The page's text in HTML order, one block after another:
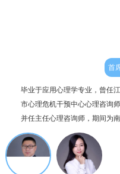
首
毕业于应用心理学专业，曾任
市心理危机干预中心心理咨询
并任主任心理咨询师，期间为
京市职工心理咨询服务中心副
万小时。